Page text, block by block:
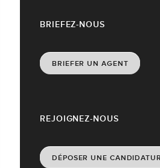
REJOIGNEZ-NOUS
DÉPOSER UNE
BRIEFEZ-NOUS
BRIEFER UN AGENT